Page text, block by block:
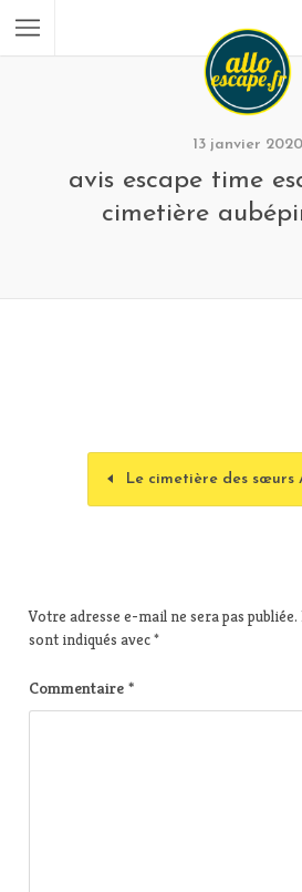
13 janvier 2020
avis escape time
cimetière
Le cimetière des sœurs
Votre adresse e-mail ne sera pas publiée.
sont indiqués avec*
Commentaire *